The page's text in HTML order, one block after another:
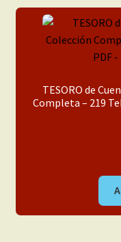
TESORO de
Completa – 219